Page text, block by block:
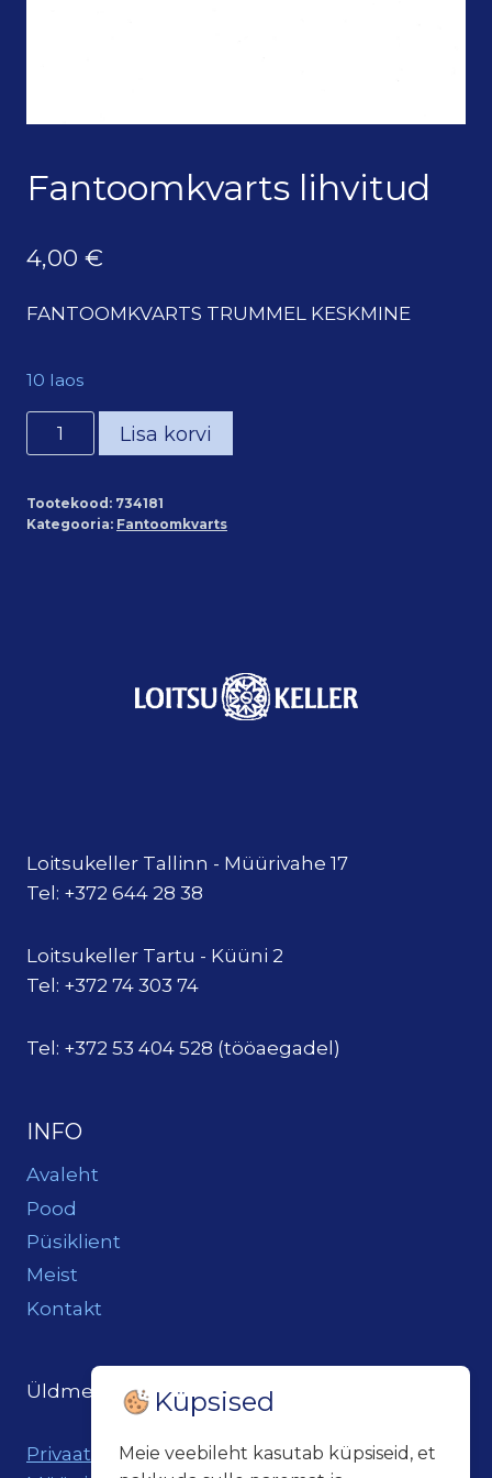
Fantoomkvarts lihvitud
4,00 €
FANTOOMKVARTS TRUMMEL KESKMINE
10 laos
Fantoomkvarts
lihvitud
Lisa korvi
Tootekood: 734181
Kategooria: Fantoomkvarts
Loitsukeller Tallinn - Müürivahe 17
Tel: +372 644 28 38
Loitsukeller Tartu - Küüni 2
Tel: +372 74 303 74
Tel: +372 53 404 528 (tööaegadel)
INFO
Avaleht
Pood
Püsiklient
Meist
Kontakt
Üldmeil: loits@loitsukeller.ee
Privaatsuspoliitika
Küpsised
Meie veebileht kasutab küpsiseid, et